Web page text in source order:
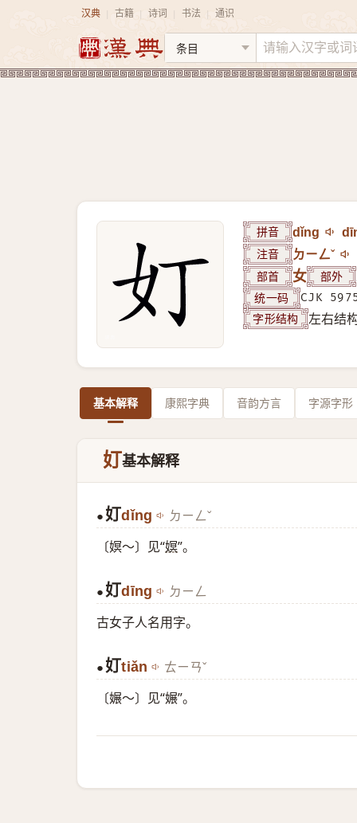
汉典 古籍 诗词 书法 通识
拼音 dǐng
注音 ㄉㄧㄥˇ
部首 女 部外
统一码 CJK
字形结构 左右结
基本解释 康熙字典 音韵方言 字源字形
奵基本解释
● 奵dǐng ㄉㄧㄥˇ
〔嫇～〕见“嫇”。
● 奵dīng ㄉㄧㄥ
古女子人名用字。
● 奵tiǎn ㄊㄧㄢˇ
〔㜊～〕见“㜊”。